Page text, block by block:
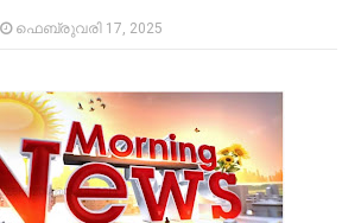
ഫെബ്രുവരി 17, 2025